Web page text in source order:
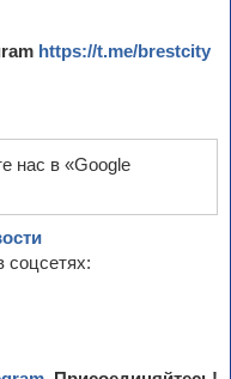
https://t.me/brestcity
нас в «Google
соцсетях: